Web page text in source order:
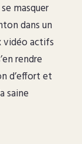
masquer
dans un
vidéo actifs
rendre
d’effort et
saine